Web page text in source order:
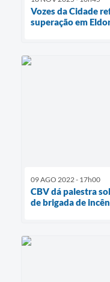
Vozes da Cidade
superação em
09 AGO 2022 - 17h00
CBV dá palestra
de brigada de